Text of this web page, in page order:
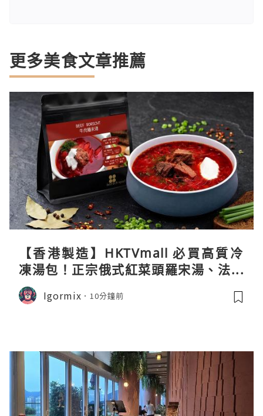
更多美食文章推薦
【香港製造】HKTVmall 必買高質冷
凍湯包！正宗俄式紅菜頭羅宋湯、法式
龍蝦濃湯與生酮膠原蛋白骨頭湯全攻略
Igormix 10分鐘前